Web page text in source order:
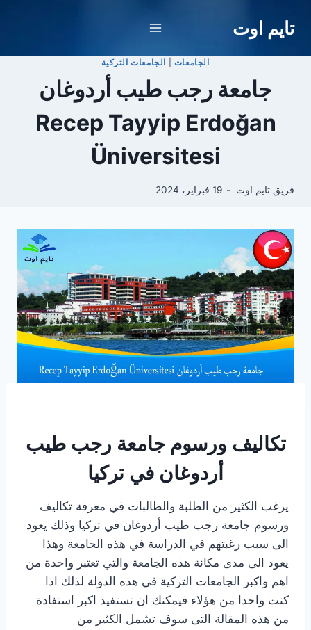
تايم اوت
الجامعات الجامعات التركية
جامعة رجب طيب أردوغان
Recep Tayyip Erdoğan
Üniversitesi
فريق تايم اوت 19 فبراير، 2024
تكاليف ورسوم جامعة رجب طيب
أردوغان في تركيا
يرغب الكثير من الطلبة والطالبات في معرفة تكاليف
ورسوم جامعة رجب طيب أردوغان في تركيا وذلك يعود
الى سبب رغبتهم في الدراسة في هذه الجامعة وهذا
يعود الى مدى مكانة هذه الجامعة والتي تعتبر واحدة من
اهم واكبر الجامعات التركية في هذه الدولة لذلك اذا
كنت واحدا من هؤلاء فيمكنك ان تستفيد اكبر استفادة
من هذه المقالة التى سوف تشمل الكثير من